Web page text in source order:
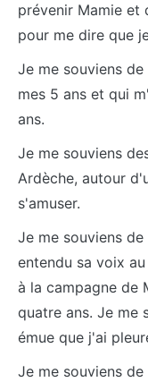
prévenir Mamie et
pour me dire que
Je me souviens
mes 5 ans et qui
ans.
Je me souviens
Ardèche, autour
s'amuser.
Je me souviens
entendu sa voix
à la campagne de
quatre ans. Je me
émue que j'ai
Je me souviens